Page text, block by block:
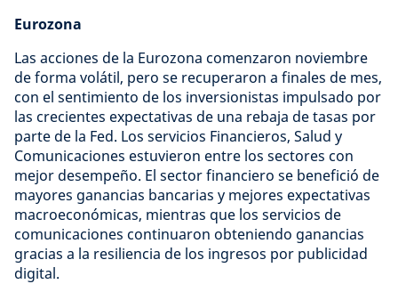
Eurozona
Las acciones de la Eurozona comenzaron noviembre
de forma volátil, pero se recuperaron a finales de mes,
con el sentimiento de los inversionistas impulsado por
las crecientes expectativas de una rebaja de tasas por
parte de la Fed. Los servicios Financieros, Salud y
Comunicaciones estuvieron entre los sectores con
mejor desempeño. El sector financiero se benefició de
mayores ganancias bancarias y mejores expectativas
macroeconómicas, mientras que los servicios de
comunicaciones continuaron obteniendo ganancias
gracias a la resiliencia de los ingresos por publicidad
digital.